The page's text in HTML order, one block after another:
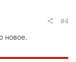
#4
новое.